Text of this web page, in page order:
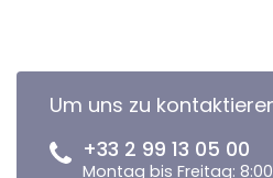
Um uns zu
+33 2 99 13 05 00
Montag bis Freitag: